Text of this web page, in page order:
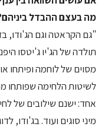
מה בעצם ההבדל
"גם הקראטה וגם הג'ודו,
תולדה של הג'יו ג'יטסו
מסוים של לוחמה ופיתחו
לשיטות הלחימה שפותחו
אחד: ישנם שילובים של
מיני סוגים ועוד. בג'ודו,